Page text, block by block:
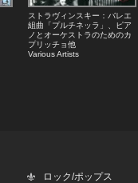
ストラヴィンスキー：バレエ
組曲「プルチネッラ」、ピア
ノとオーケストラのためのカ
プリッチョ他
Various Artists
ロック/ポップス